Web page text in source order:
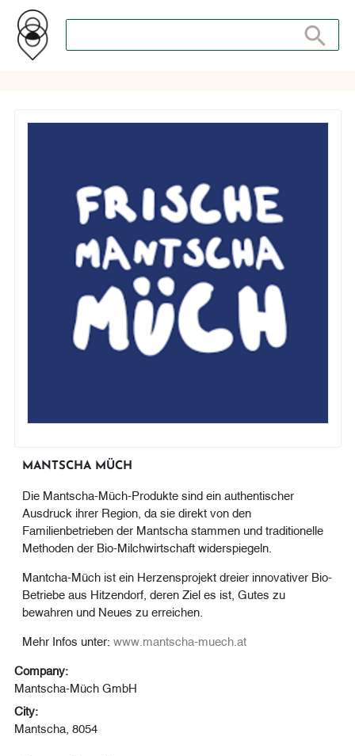
Search
MANTSCHA MÜCH
Die Mantscha-Müch-Produkte sind ein authentischer
Ausdruck ihrer Region, da sie direkt von den
Familienbetrieben der Mantscha stammen und traditionelle
Methoden der Bio-Milchwirtschaft widerspiegeln.
Mantcha-Müch ist ein Herzensprojekt dreier innovativer Bio-
Betriebe aus Hitzendorf, deren Ziel es ist, Gutes zu
bewahren und Neues zu erreichen.
Mehr Infos unter: www.mantscha-muech.at
Company:
Mantscha-Müch GmbH
City:
Mantscha, 8054